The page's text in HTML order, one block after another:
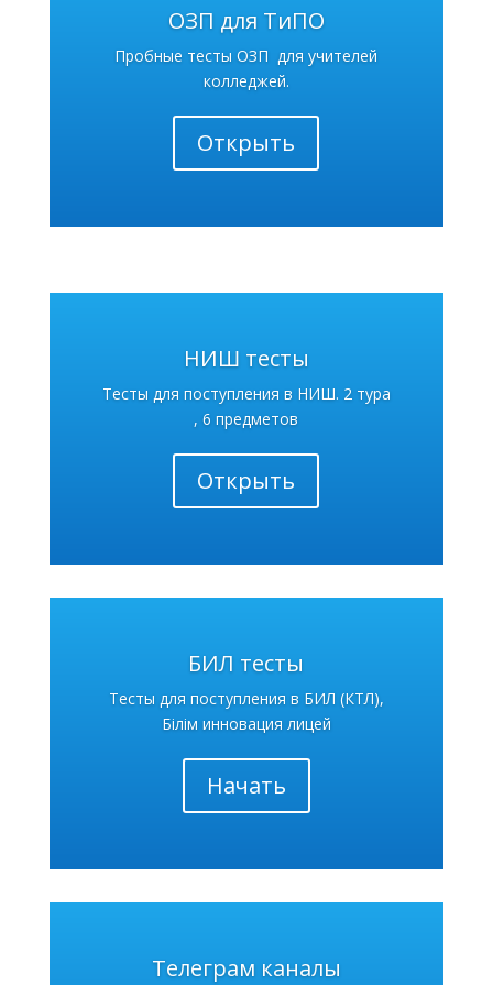
ОЗП для ТиПО
Пробные тесты ОЗП для учителей
колледжей.
Открыть
НИШ тесты
Тесты для поступления в НИШ. 2 тура
, 6 предметов
Открыть
БИЛ тесты
Тесты для поступления в БИЛ (КТЛ),
Білім инновация лицей
Начать
Телеграм каналы